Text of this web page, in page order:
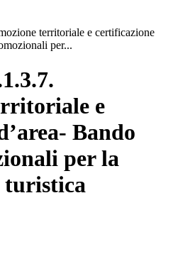
territoriale e certificazione
per...
e
Bando
per la
turistica